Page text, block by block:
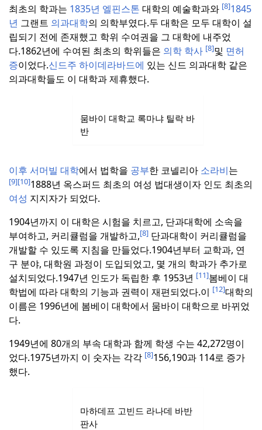
최초의 학과는 1835년 엘핀스톤 대학의 예술학과와 [8]1845
년 그랜트 의과대학의 의학부였다.두 대학은 모두 대학이 설
립되기 전에 존재했고 학위 수여권을 그 대학에 내주었
다.1862년에 수여된 최초의 학위들은 의학 학사 [8]및 면허
증이었다.신드주 하이데라바드에 있는 신드 의과대학 같은
의과대학들도 이 대학과 제휴했다.
뭄바이 대학교 록마냐 틸락 바
반
이후 서머빌 대학에서 법학을 공부한 코넬리아 소라비는
[9][10]1888년 옥스퍼드 최초의 여성 법대생이자 인도 최초의
여성 지지자가 되었다.
1904년까지 이 대학은 시험을 치르고, 단과대학에 소속을
부여하고, 커리큘럼을 개발하고,[8] 단과대학이 커리큘럼을
개발할 수 있도록 지침을 만들었다.1904년부터 교학과, 연
구 분야, 대학원 과정이 도입되었고, 몇 개의 학과가 추가로
설치되었다.1947년 인도가 독립한 후 1953년 [11]봄베이 대
학법에 따라 대학의 기능과 권력이 재편되었다.이 [12]대학의
이름은 1996년에 봄베이 대학에서 뭄바이 대학으로 바뀌었
다.
1949년에 80개의 부속 대학과 함께 학생 수는 42,272명이
었다.1975년까지 이 숫자는 각각 [8]156,190과 114로 증가
했다.
마하데프 고빈드 라나데 바반
판사